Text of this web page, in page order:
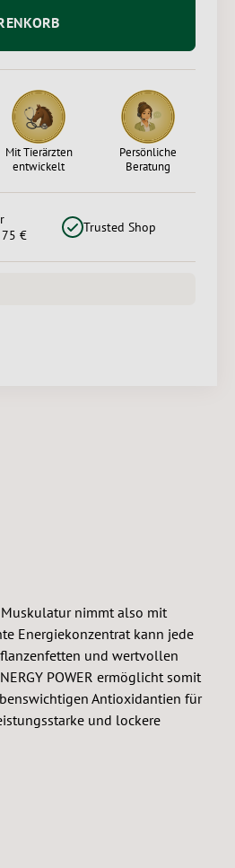
Mit Tierärzten
entwickelt
Persönliche
Beratung
75 €
Trusted Shop
nimmt also mit
Energiekonzentrat kann jede
und wertvollen
POWER ermöglicht somit
Antioxidantien für
und lockere